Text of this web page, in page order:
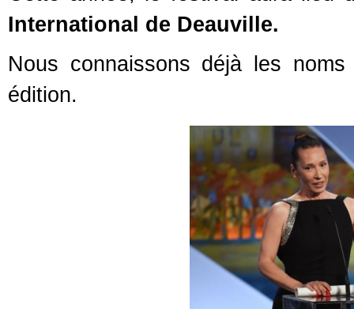
International de Deauville.
Nous connaissons déjà les
édition.